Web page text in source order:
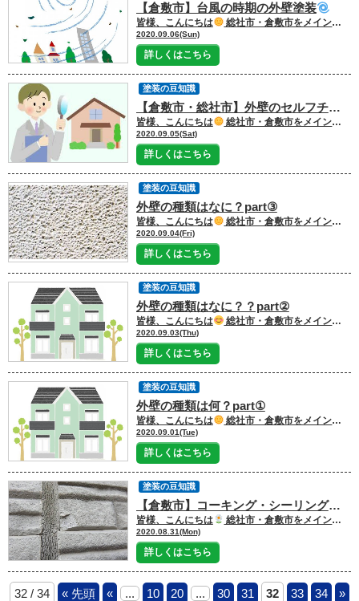
【倉敷市】台風の時期の外壁塗装
皆様、こんにちは 総社市・倉敷市をメインに塗装工事を行っております 外壁塗装・屋根塗装・雨漏り専門店の 光輝塗装です！！！
2020.09.06(Sun)
詳しくはこちら
【倉敷市・総社市】外壁のセルフチェックをしてみましょう
皆様、こんにちは 総社市・倉敷市をメインに塗装工事を行っております 外壁塗装・屋根塗装・雨漏り専門店の 光輝塗装です！！！
2020.09.05(Sat)
詳しくはこちら
塗装の豆知識
外壁の種類はなに？part③
皆様、こんにちは 総社市・倉敷市をメインに塗装工事を行っております 外壁塗装・屋根塗装・雨漏り専門店の 光輝塗装です！！！
2020.09.04(Fri)
詳しくはこちら
塗装の豆知識
外壁の種類はなに？？part②
皆様、こんにちは 総社市・倉敷市をメインに塗装工事を行っております 外壁塗装・屋根塗装・雨漏り専門店の 光輝塗装です！！！
2020.09.03(Thu)
詳しくはこちら
塗装の豆知識
外壁の種類は何？part①
皆様、こんにちは 総社市・倉敷市をメインに塗装工事を行っております 外壁塗装・屋根塗装・雨漏り専門店の 光輝塗装です！！！
2020.09.01(Tue)
詳しくはこちら
塗装の豆知識
【倉敷市】コーキング・シーリングの重要性について
皆様、こんにちは 総社市・倉敷市をメインに塗装工事を行っております 外壁塗装・屋根塗装・雨漏り専門店の 光輝塗装です！！！
2020.08.31(Mon)
詳しくはこちら
塗装の豆知識
32 / 34 « 先頭 « ... 10 20 ... 30 31 32 33 34 »